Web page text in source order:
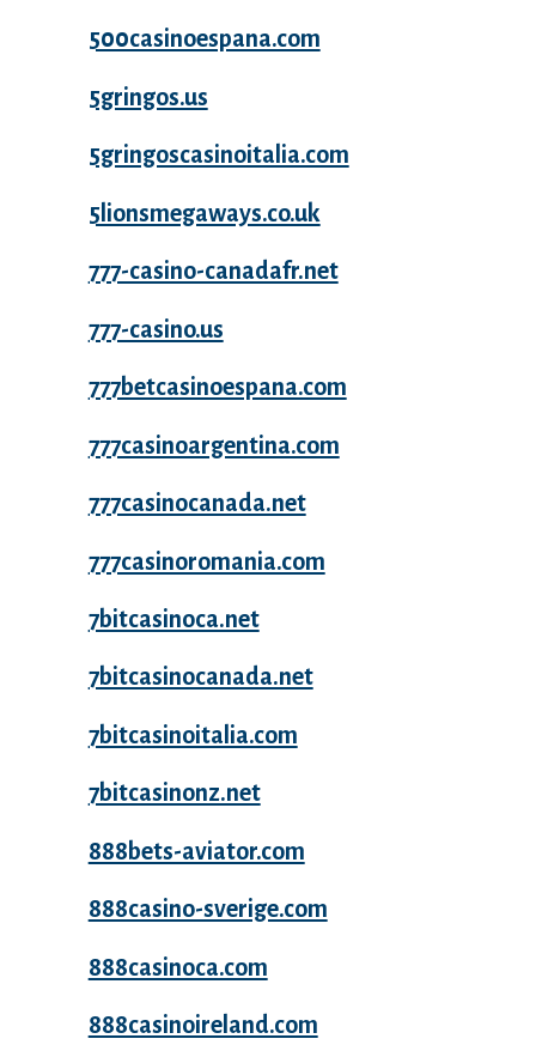
500casinoespana.com
5gringos.us
5gringoscasinoitalia.com
5lionsmegaways.co.uk
777-casino-canadafr.net
777-casino.us
777betcasinoespana.com
777casinoargentina.com
777casinocanada.net
777casinoromania.com
7bitcasinoca.net
7bitcasinocanada.net
7bitcasinoitalia.com
7bitcasinonz.net
888bets-aviator.com
888casino-sverige.com
888casinoca.com
888casinoireland.com